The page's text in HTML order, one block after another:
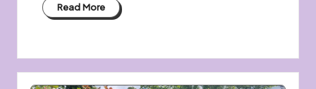
Read More